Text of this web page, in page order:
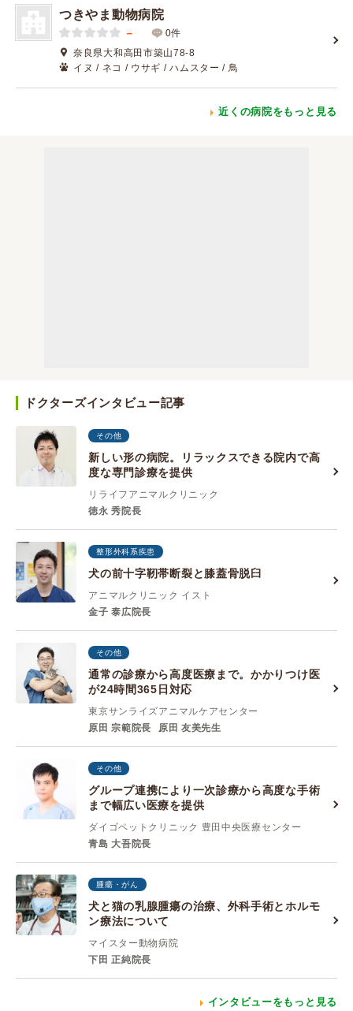
つきやま動物病院
－
0件
奈良県大和高田市築山78-8
イヌ / ネコ / ウサギ / ハムスター / 鳥
近くの病院をもっと見る
ドクターズインタビュー記事
その他
新しい形の病院。リラックスできる院内で高
度な専門診療を提供
リライフアニマルクリニック
徳永 秀院長
整形外科系疾患
犬の前十字靭帯断裂と膝蓋骨脱臼
アニマルクリニック イスト
金子 泰広院長
その他
通常の診療から高度医療まで。かかりつけ医
が24時間365日対応
東京サンライズアニマルケアセンター
原田 宗範院長
原田 友美先生
その他
グループ連携により一次診療から高度な手術
まで幅広い医療を提供
ダイゴペットクリニック 豊田中央医療センター
青島 大吾院長
腫瘍・がん
犬と猫の乳腺腫瘍の治療、外科手術とホルモ
ン療法について
マイスター動物病院
下田 正純院長
インタビューをもっと見る